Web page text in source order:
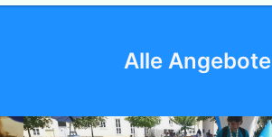
Alle Angebote